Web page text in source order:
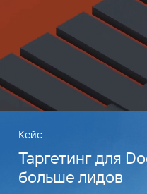
Кейс
Таргетинг для
больше лидов